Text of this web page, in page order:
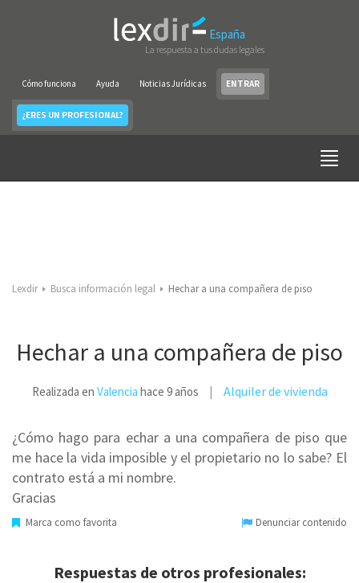
España
La respuesta a tus dudas legales
Cómo funciona Ayuda Noticias Jurídicas ENTRAR
¿ERES UN PROFESIONAL?
Lexdir Busca información legal Hechar a una compañera de piso
Hechar a una compañera de piso
Realizada en Valencia hace 9 años Alquiler de vivienda
¿Cómo hago para echar a una compañera de piso que
me hace la vida imposible y el propietario no lo sabe? El
contrato está a mi nombre.
Gracias
Marca como favorita Denunciar contenido
Respuestas de otros profesionales: